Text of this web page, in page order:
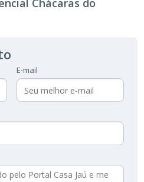
Chácaras do
E-mail